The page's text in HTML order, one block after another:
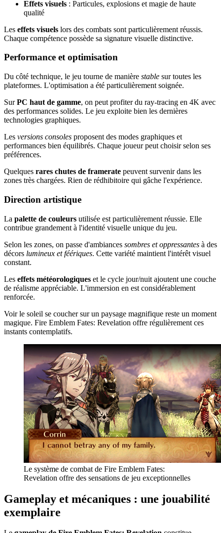
Effets visuels : Particules, explosions et magie de haute
qualité
Les effets visuels lors des combats sont particulièrement réussis.
Chaque compétence possède sa signature visuelle distinctive.
Performance et optimisation
Du côté technique, le jeu tourne de manière stable sur toutes les
plateformes. L'optimisation a été particulièrement soignée.
SurPC haut de gamme, on peut profiter du ray-tracing en 4K avec
des performances solides. Le jeu exploite bien les dernières
technologies graphiques.
Les versions consoles proposent des modes graphiques et
performances bien équilibrés. Chaque joueur peut choisir selon ses
préférences.
Quelques rares chutes de framerate peuvent survenir dans les
zones très chargées. Rien de rédhibitoire qui gâche l'expérience.
Direction artistique
La palette de couleurs utilisée est particulièrement réussie. Elle
contribue grandement à l'identité visuelle unique du jeu.
Selon les zones, on passe d'ambiances sombres et oppressantes à des
décors lumineux et féériques. Cette variété maintient l'intérêt visuel
constant.
Les effets météorologiques et le cycle jour/nuit ajoutent une couche
de réalisme appréciable. L'immersion en est considérablement
renforcée.
Voir le soleil se coucher sur un paysage magnifique reste un moment
magique. Fire Emblem Fates: Revelation offre régulièrement ces
instants contemplatifs.
Le système de combat de Fire Emblem Fates:
Revelation offre des sensations de jeu exceptionnelles
Gameplay et mécaniques : une jouabilité
exemplaire